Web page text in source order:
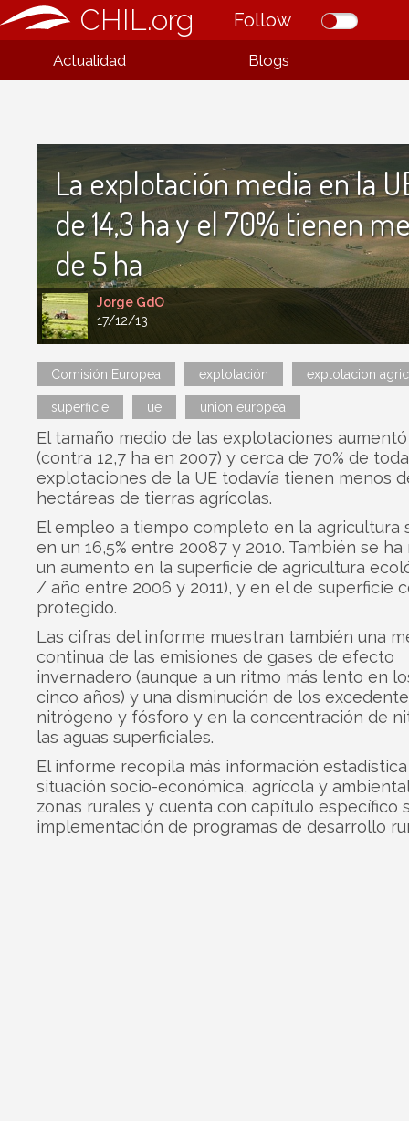
CHIL.org Follow
Actualidad Blogs
Jorge GdO
17/12/13
La explotación media en la
de 14,3 ha y el 70% tienen
de 5 ha
Comisión Europea explotación explotacion
superficie ue union europea
El tamaño medio de las explotaciones aumentó
(contra 12,7 ha en 2007) y cerca de 70% de
explotaciones de la UE todavía tienen menos
hectáreas de tierras agrícolas.
El empleo a tiempo completo en la agricultura
en un 16,5% entre 20087 y 2010. También se
un aumento en la superficie de agricultura
/ año entre 2006 y 2011), y en el de superficie
protegido.
Las cifras del informe muestran también una
continua de las emisiones de gases de efecto
invernadero (aunque a un ritmo más lento en
cinco años) y una disminución de los
nitrógeno y fósforo y en la concentración de
las aguas superficiales.
El informe recopila más información
situación socio-económica, agrícola y
zonas rurales y cuenta con capítulo específico
implementación de programas de desarrollo